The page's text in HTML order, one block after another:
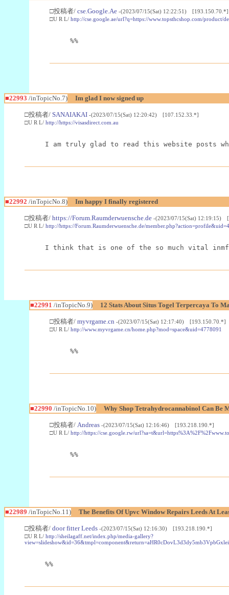
□投稿者/ cse.Google.Ae -(2023/07/15(Sat) 12:22:51) [193.150.70.*]
□U R L/ http://cse.google.ae/url?q=https://www.topsthcshop.com/
%%
■22993 /inTopicNo.7) Im glad I now signed up
□投稿者/ SANAIAKAI -(2023/07/15(Sat) 12:20:42) [107.152.33.*]
□U R L/ http://https://visasdirect.com.au
I am truly glad to read this website posts
■22992 /inTopicNo.8) Im happy I finally registered
□投稿者/ https://Forum.Raumderwuensche.de -(2023/07/15(Sat) 12:19:15)
□U R L/ http://https://Forum.Raumderwuensche.de/
I think that is one of the so much vital
■22991 /inTopicNo.9) 12 Stats About Situs Togel Terpercaya To
□投稿者/ myvrgame.cn -(2023/07/15(Sat) 12:17:40) [193.150.70.*]
□U R L/ http://www.myvrgame.cn/home.php?mod=space&uid=4778091
%%
■22990 /inTopicNo.10) Why Shop Tetrahydrocannabinol Can Be
□投稿者/ Andreas -(2023/07/15(Sat) 12:16:46) [193.218.190.*]
□U R L/ http://https://cse.google.rw/
%%
■22989 /inTopicNo.11) The Benefits Of Upvc Window Repairs Leeds At
□投稿者/ door fitter Leeds -(2023/07/15(Sat) 12:16:30) [193.218.190.*]
□U R L/ http://sheilagaff.net/index.php/media-gallery?
%%